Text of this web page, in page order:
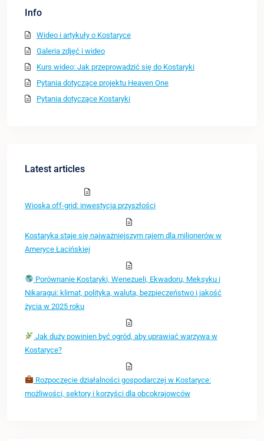
Info
Wideo i artykuły o Kostaryce
Galeria zdjęć i wideo
Kurs wideo: Jak przeprowadzić się do Kostaryki
Pytania dotyczące projektu Heaven One
Pytania dotyczące Kostaryki
Latest articles
Wioska off-grid: inwestycja przyszłości
Kostaryka staje się najważniejszym rajem dla milionerów w
Ameryce Łacińskiej
Porównanie Kostaryki, Wenezueli, Ekwadoru, Meksyku i
Nikaragui: klimat, polityka, waluta, bezpieczeństwo i jakość
życia w 2025 roku
Jak duży powinien być ogród, aby uprawiać warzywa w
Kostaryce?
Rozpoczęcie działalności gospodarczej w Kostaryce:
możliwości, sektory i korzyści dla obcokrajowców